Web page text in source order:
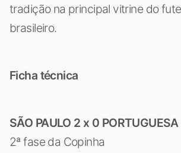
tradição na principal vitrine do
brasileiro.
Ficha técnica
SÃO PAULO 2 x 0 PORTUGUESA
2ª fase da Copinha